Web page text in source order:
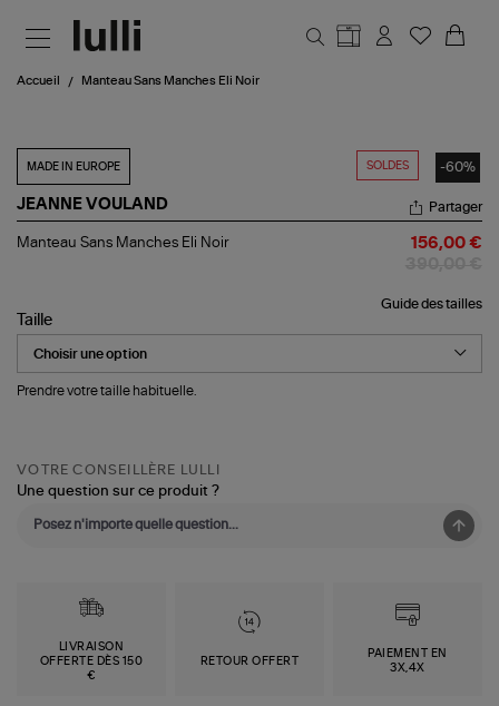
Accueil Manteau Sans Manches Eli Noir
SOLDES -60%
MADE IN EUROPE
JEANNE VOULAND
Manteau
Noir
Partager
Manteau Sans Manches Eli Noir 156,00 €
Guide des tailles
Taille
Prendre votre taille habituelle.
VOTRE CONSEILLÈRE LULLI
Une question sur ce produit ?
LIVRAISON
OFFERTE DÈS 150
€
RETOUR OFFERT
PAIEMENT EN
3X,4X